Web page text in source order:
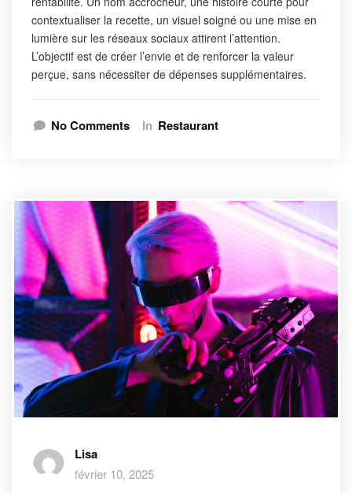
contextualiser la recette, un visuel soigné ou une mise en
lumière sur les réseaux sociaux attirent l’attention.
L’objectif est de créer l’envie et de renforcer la valeur
perçue, sans nécessiter de dépenses supplémentaires.
No Comments In Restaurant
Lisa
février 10, 2025